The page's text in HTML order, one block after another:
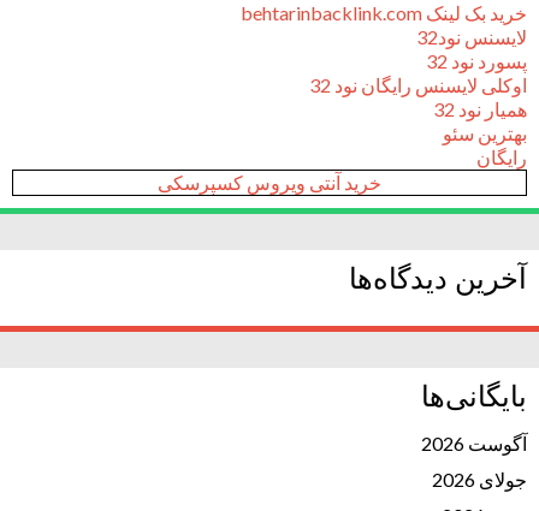
خرید بک لینک behtarinbacklink.com
لایسنس نود32
پسورد نود 32
اوکلی لایسنس رایگان نود 32
همیار نود 32
بهترین سئو
رایگان
خرید آنتی ویروس کسپرسکی
آخرین دیدگاه‌ها
بایگانی‌ها
آگوست 2026
جولای 2026